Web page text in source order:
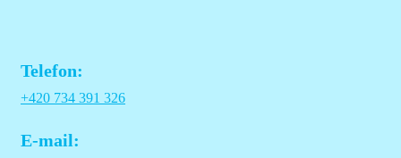
Telefon:
+420 734 391 326
E-mail: